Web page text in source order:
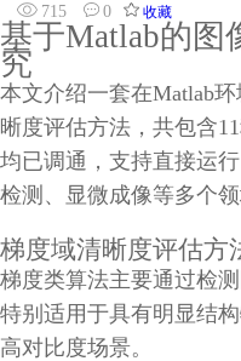
715
0 收藏
基于Matlab的图
究
本文介绍一套在Matlab
晰度评估方法，共包含
均已调通，支持直接运
检测、显微成像等多个领
梯度域清晰度评估方
梯度类算法主要通过检
特别适用于具有明显结
高对比度场景。